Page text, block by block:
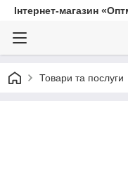
Інтернет-магазин
Товари та послуги